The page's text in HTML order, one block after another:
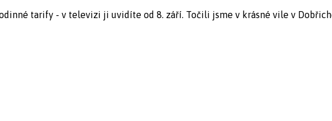
tarify - v televizi ji uvidíte od 8. září. Točili jsme v krásné vile v